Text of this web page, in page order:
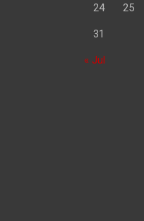
24 25
31
« Jul